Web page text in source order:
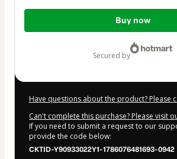
Total
Buy now
secured by
Have questions about the product? Please
Can't complete this purchase? Please visit
If you need to submit a request to our
provide the code below:
CKTID-Y90933022Y1-1786076481693-0942